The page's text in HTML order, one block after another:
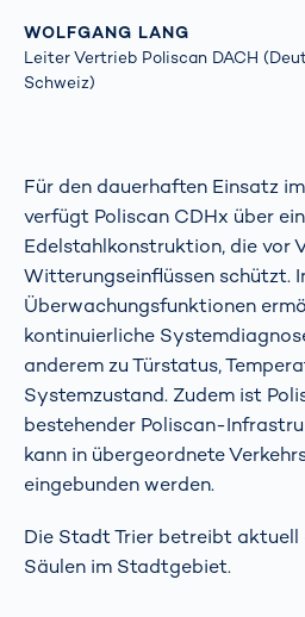
WOLFGANG LANG
Leiter Vertrieb Poliscan DACH
Schweiz)
Für den dauerhaften Einsatz
verfügt Poliscan CDHx über
Edelstahlkonstruktion, die vor
Witterungseinflüssen schützt.
Überwachungsfunktionen
kontinuierliche
anderem zu Türstatus,
Systemzustand. Zudem ist
bestehender Poliscan-
kann in übergeordnete
eingebunden werden.
Die Stadt Trier betreibt
Säulen im Stadtgebiet.